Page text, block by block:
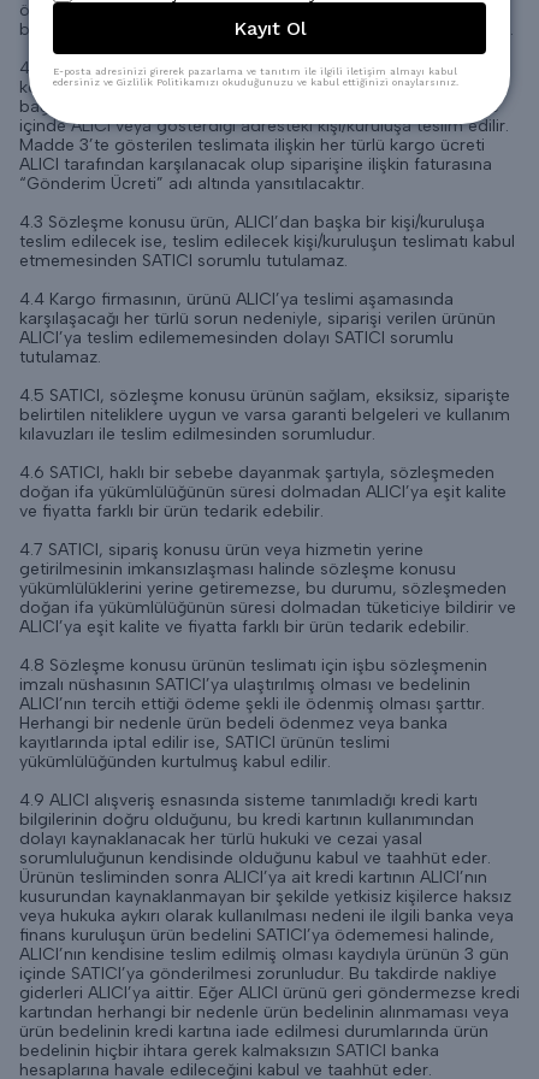
özellikler, ürünlerin vergiler dahil fiyatı, ödeme ve teslimat
bilgilerini de doğru ve eksiksiz olarak edindiğini teyid etmiş olur.
4.2 Sözleşme konusu ürün, yasal 30 günlük süreyi aşmamak
koşulu ile her bir ürün için ALICI’nın yerleşim yerinin uzaklığına
bağlı olarak internet sitesinde ön bilgiler içinde açıklanan süre
içinde ALICI veya gösterdiği adresteki kişi/kuruluşa teslim edilir.
Madde 3’te gösterilen teslimata ilişkin her türlü kargo ücreti
ALICI tarafından karşılanacak olup siparişine ilişkin faturasına
“Gönderim Ücreti” adı altında yansıtılacaktır.
4.3 Sözleşme konusu ürün, ALICI’dan başka bir kişi/kuruluşa
teslim edilecek ise, teslim edilecek kişi/kuruluşun teslimatı kabul
etmemesinden SATICI sorumlu tutulamaz.
4.4 Kargo firmasının, ürünü ALICI’ya teslimi aşamasında
karşılaşacağı her türlü sorun nedeniyle, siparişi verilen ürünün
ALICI’ya teslim edilememesinden dolayı SATICI sorumlu
tutulamaz.
4.5 SATICI, sözleşme konusu ürünün sağlam, eksiksiz, siparişte
belirtilen niteliklere uygun ve varsa garanti belgeleri ve kullanım
kılavuzları ile teslim edilmesinden sorumludur.
4.6 SATICI, haklı bir sebebe dayanmak şartıyla, sözleşmeden
doğan ifa yükümlülüğünün süresi dolmadan ALICI’ya eşit kalite
ve fiyatta farklı bir ürün tedarik edebilir.
4.7 SATICI, sipariş konusu ürün veya hizmetin yerine
getirilmesinin imkansızlaşması halinde sözleşme konusu
yükümlülüklerini yerine getiremezse, bu durumu, sözleşmeden
doğan ifa yükümlülüğünün süresi dolmadan tüketiciye bildirir ve
ALICI’ya eşit kalite ve fiyatta farklı bir ürün tedarik edebilir.
4.8 Sözleşme konusu ürünün teslimatı için işbu sözleşmenin
imzalı nüshasının SATICI’ya ulaştırılmış olması ve bedelinin
ALICI’nın tercih ettiği ödeme şekli ile ödenmiş olması şarttır.
Herhangi bir nedenle ürün bedeli ödenmez veya banka
kayıtlarında iptal edilir ise, SATICI ürünün teslimi
yükümlülüğünden kurtulmuş kabul edilir.
4.9 ALICI alışveriş esnasında sisteme tanımladığı kredi kartı
bilgilerinin doğru olduğunu, bu kredi kartının kullanımından
dolayı kaynaklanacak her türlü hukuki ve cezai yasal
sorumluluğunun kendisinde olduğunu kabul ve taahhüt eder.
Ürünün tesliminden sonra ALICI’ya ait kredi kartının ALICI’nın
kusurundan kaynaklanmayan bir şekilde yetkisiz kişilerce haksız
veya hukuka aykırı olarak kullanılması nedeni ile ilgili banka veya
finans kuruluşun ürün bedelini SATICI’ya ödememesi halinde,
ALICI’nın kendisine teslim edilmiş olması kaydıyla ürünün 3 gün
içinde SATICI’ya gönderilmesi zorunludur. Bu takdirde nakliye
giderleri ALICI’ya aittir. Eğer ALICI ürünü geri göndermezse kredi
kartından herhangi bir nedenle ürün bedelinin alınmaması veya
ürün bedelinin kredi kartına iade edilmesi durumlarında ürün
bedelinin hiçbir ihtara gerek kalmaksızın SATICI banka
hesaplarına havale edileceğini kabul ve taahhüt eder.
Kayıt Ol
E-posta adresinizi girerek pazarlama ve tanıtım ile ilgili iletişim almayı kabul
edersiniz ve Gizlilik Politikamızı okuduğunuzu ve kabul ettiğinizi onaylarsınız.